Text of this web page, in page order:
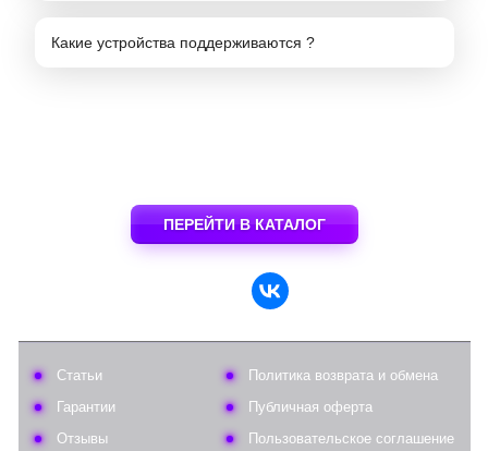
Какие устройства поддерживаются ?
ПЕРЕЙТИ В КАТАЛОГ
Статьи
Гарантии
Отзывы
Политика возврата и обмена
Публичная оферта
Пользовательское соглашение